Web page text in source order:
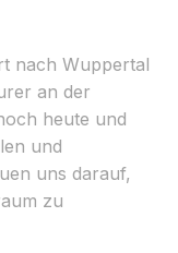
nach Wuppertal
an der
heute und
und
uns darauf,
zu